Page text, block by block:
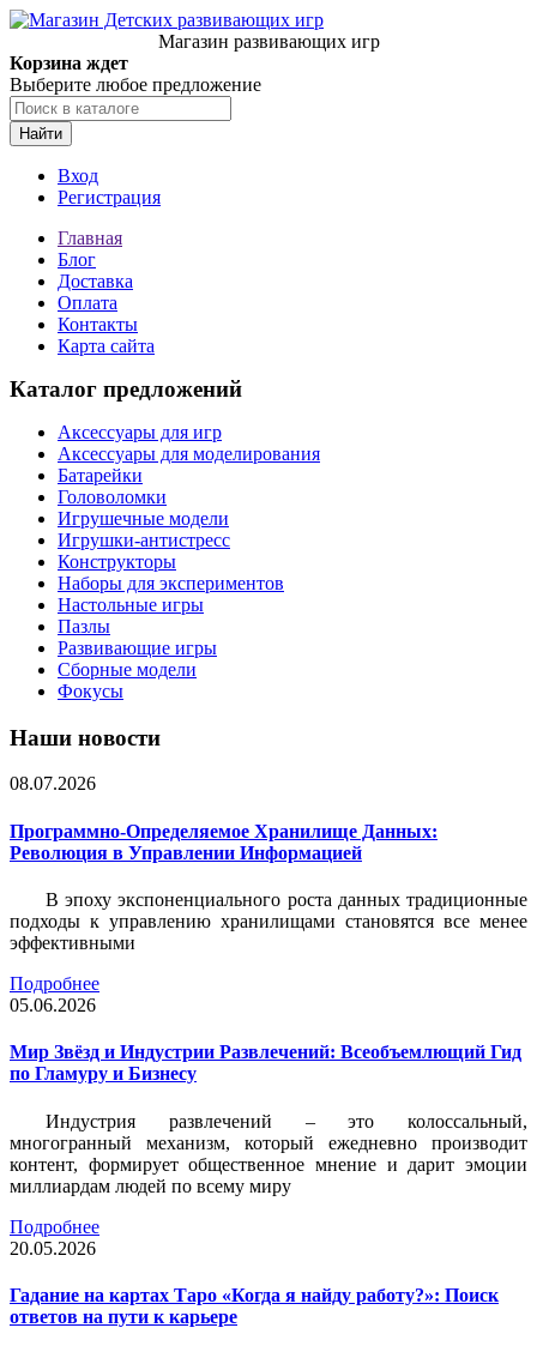
Магазин развивающих игр
Корзина ждет
Выберите любое предложение
Найти
Вход
Регистрация
Главная
Блог
Доставка
Оплата
Контакты
Карта сайта
Каталог предложений
Аксессуары для игр
Аксессуары для моделирования
Батарейки
Головоломки
Игрушечные модели
Игрушки-антистресс
Конструкторы
Наборы для экспериментов
Настольные игры
Пазлы
Развивающие игры
Сборные модели
Фокусы
Наши новости
08.07.2026
Программно-Определяемое Хранилище Данных:
Революция в Управлении Информацией
В эпоху экспоненциального роста данных традиционные
подходы к управлению хранилищами становятся все менее
эффективными
Подробнее
05.06.2026
Мир Звёзд и Индустрии Развлечений: Всеобъемлющий Гид
по Гламуру и Бизнесу
Индустрия развлечений – это колоссальный,
многогранный механизм, который ежедневно производит
контент, формирует общественное мнение и дарит эмоции
миллиардам людей по всему миру
Подробнее
20.05.2026
Гадание на картах Таро «Когда я найду работу?»: Поиск
ответов на пути к карьере